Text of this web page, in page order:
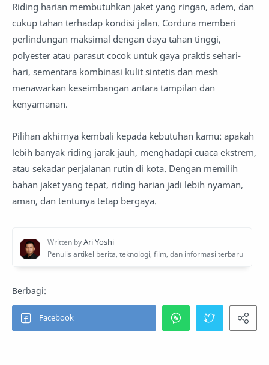
Riding harian membutuhkan jaket yang ringan, adem, dan
cukup tahan terhadap kondisi jalan. Cordura memberi
perlindungan maksimal dengan daya tahan tinggi,
polyester atau parasut cocok untuk gaya praktis sehari-
hari, sementara kombinasi kulit sintetis dan mesh
menawarkan keseimbangan antara tampilan dan
kenyamanan.
Pilihan akhirnya kembali kepada kebutuhan kamu: apakah
lebih banyak riding jarak jauh, menghadapi cuaca ekstrem,
atau sekadar perjalanan rutin di kota. Dengan memilih
bahan jaket yang tepat, riding harian jadi lebih nyaman,
aman, dan tentunya tetap bergaya.